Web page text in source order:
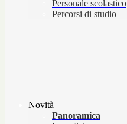
Personale scolastico
Percorsi di studio
Novità
Panoramica